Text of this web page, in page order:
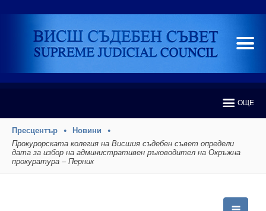
ОЩЕ
Пресцентър
Новини
Прокурорската колегия на Висшия съдебен съвет определи
дата за избор на административен ръководител на Окръжна
прокуратура – Перник